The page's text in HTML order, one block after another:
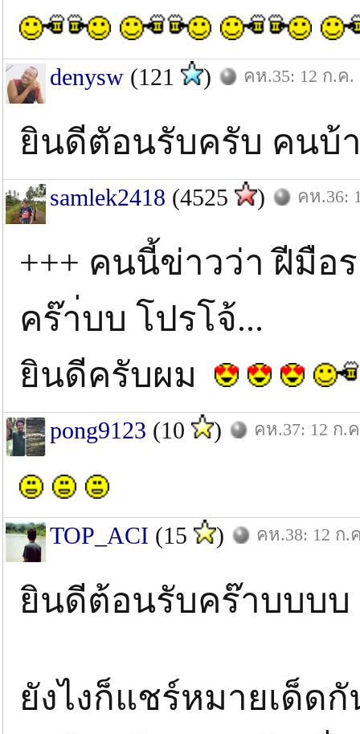
denysw (121 ) คห.35: 12 ก.ค.
ยินดีตัอนรับครับ คนบ้
samlek2418 (4525 ) คห.36:
+++ คนนี้ข่าวว่า ฝีมือ
คร๊า่บบ โปรโจ้...
ยินดีครับผม
pong9123 (10 ) คห.37: 12 ก.
TOP_ACI (15 ) คห.38: 12 ก.
ยินดีต้อนรับคร๊าบบบบ
ยังไงก็แชร์หมายเด็ด